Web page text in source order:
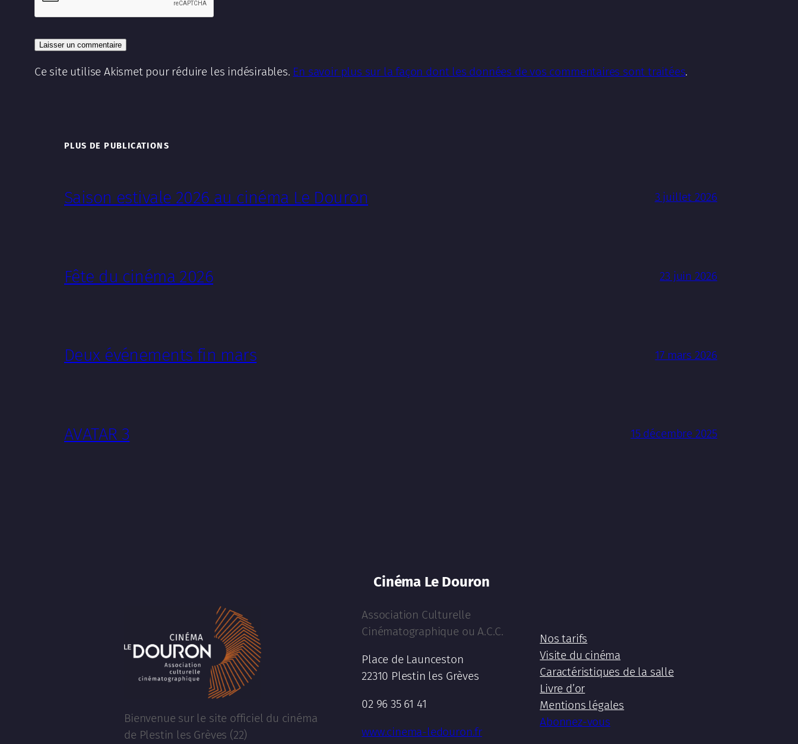
Ce site utilise Akismet pour réduire les indésirables. En savoir plus sur la façon dont les données de vos commentaires sont traitées.
PLUS DE PUBLICATIONS
Saison estivale 2026 au cinéma Le Douron 3 juillet 2026
Fête du cinéma 2026 23 juin 2026
Deux événements fin mars 17 mars 2026
AVATAR 3 15 décembre 2025
Bienvenue sur le site officiel du cinéma
de Plestin les Grèves (22)
Cinéma Le Douron
Association Culturelle
Cinématographique ou A.C.C.
Place de Launceston
22310 Plestin les Grèves
02 96 35 61 41
www.cinema-ledouron.fr
Nos tarifs
Visite du cinéma
Caractéristiques de la salle
Livre d’or
Mentions légales
Abonnez-vous